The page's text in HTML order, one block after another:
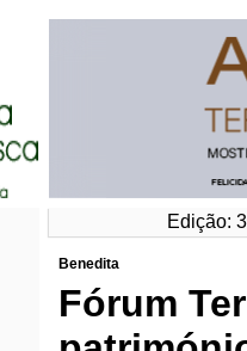
Edição:
Benedita
Fórum